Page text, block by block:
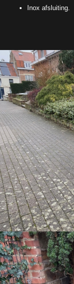
Inox afsluiting.